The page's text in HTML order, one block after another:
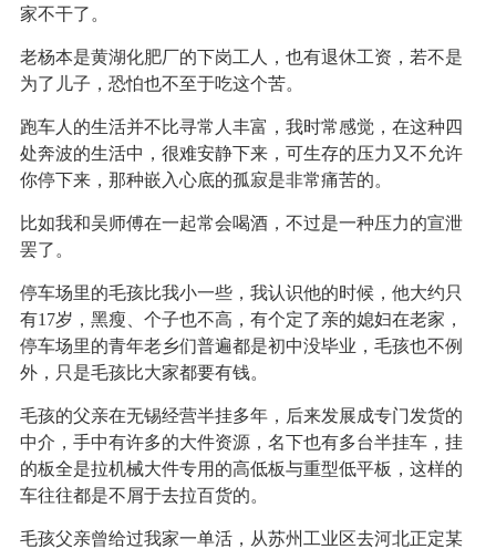
家不干了。
老杨本是黄湖化肥厂的下岗工人，也有退休工资，若不是
为了儿子，恐怕也不至于吃这个苦。
跑车人的生活并不比寻常人丰富，我时常感觉，在这种四
处奔波的生活中，很难安静下来，可生存的压力又不允许
你停下来，那种嵌入心底的孤寂是非常痛苦的。
比如我和吴师傅在一起常会喝酒，不过是一种压力的宣泄
罢了。
停车场里的毛孩比我小一些，我认识他的时候，他大约只
有17岁，黑瘦、个子也不高，有个定了亲的媳妇在老家，
停车场里的青年老乡们普遍都是初中没毕业，毛孩也不例
外，只是毛孩比大家都要有钱。
毛孩的父亲在无锡经营半挂多年，后来发展成专门发货的
中介，手中有许多的大件资源，名下也有多台半挂车，挂
的板全是拉机械大件专用的高低板与重型低平板，这样的
车往往都是不屑于去拉百货的。
毛孩父亲曾给过我家一单活，从苏州工业区去河北正定某